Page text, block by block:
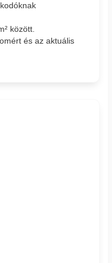
között.
és az aktuális